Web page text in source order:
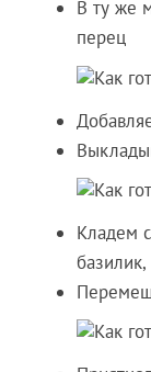
В ту же
перец
Кладем